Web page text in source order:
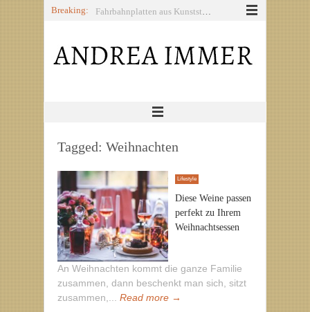
Breaking:
Osterdeko für draußen: Garten, Terrasse und Eingangsbereich festlich gestalten
Tagged: Weihnachten
Lifestyle
Diese Weine passen
perfekt zu Ihrem
Weihnachtsessen
An Weihnachten kommt die ganze Familie
zusammen, dann beschenkt man sich, sitzt
zusammen,... Read more →